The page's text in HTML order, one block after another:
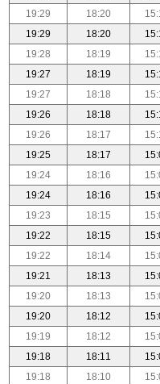
18:20
19:29
18:20
19:29
18:19
19:28
18:19
19:27
18:18
19:27
18:18
19:26
18:17
19:26
18:17
19:25
18:16
19:24
18:16
19:24
18:15
19:23
18:15
19:22
18:14
19:22
18:13
19:21
18:13
19:20
18:12
19:20
18:12
19:19
18:11
19:18
18:10
19:18